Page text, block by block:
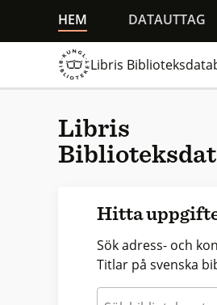
HEM DATAUTTAG
Libris
Libris
Hitta
Sök adress- och
Titlar på svenska